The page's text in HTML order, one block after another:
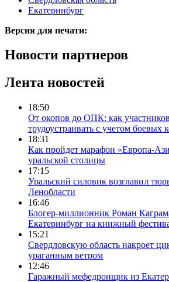
Екатеринбург
Версия для печати:
Новости партнеров
Лента новостей
18:50
От окопов до ОПК: как
трудоустраивать с учетом боевых
18:31
Как пройдет марафон «Европа-
уральской столицы
17:15
Уральский силовик возглавил
Ленобласти
16:46
Блогер-миллионник Роман
Екатеринбург на книжный
15:21
Свердловскую область накроет
ураганным ветром
12:46
Гаражный мефедронщик из